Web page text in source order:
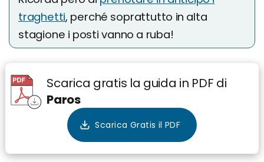
traghetti, perché soprattutto in alta
stagione i posti vanno a ruba!
Scarica gratis la guida in PDF di
Paros